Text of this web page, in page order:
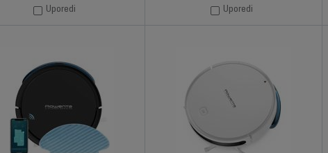
Uporedi Uporedi